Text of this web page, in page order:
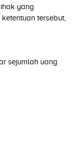
yang
tersebut,
sejumlah uang